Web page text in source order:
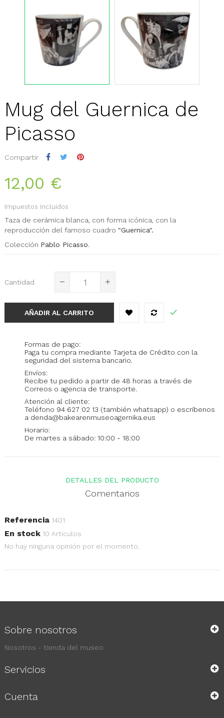
Mug del Guernica de
Picasso
Compartir
12,00 €
Impuestos incluidos
Taza de cerámica blanca, con forma icónica, con la
reproducción del famoso cuadro "Guernica".
Colección Pablo Picasso.
Cantidad
AÑADIR AL CARRITO
Formas de pago:
Paga tu compra mediante Tarjeta de Crédito con la
seguridad del sistema bancario.
Envíos:
Recibe tu pedido a partir de 48 horas a través de
Correos o agencia de transporte.
Atención al cliente:
Teléfono 94 627 02 13 (también whatsapp) o escríbenos
a denda@bakearenmuseoagernika.eus
Horario:
De martes a sábado: 10:00 - 18:00
DETALLES DEL PRODUCTO
Comentarios
Referencia 1401
En stock 10 Artículos
No hay ninguna opinión por el momento.
Sobre nosotros
Nosotros - tienda del museo
Servicios
Cuenta